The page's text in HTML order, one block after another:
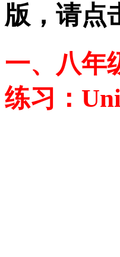
版，请点
一、八年
练习：